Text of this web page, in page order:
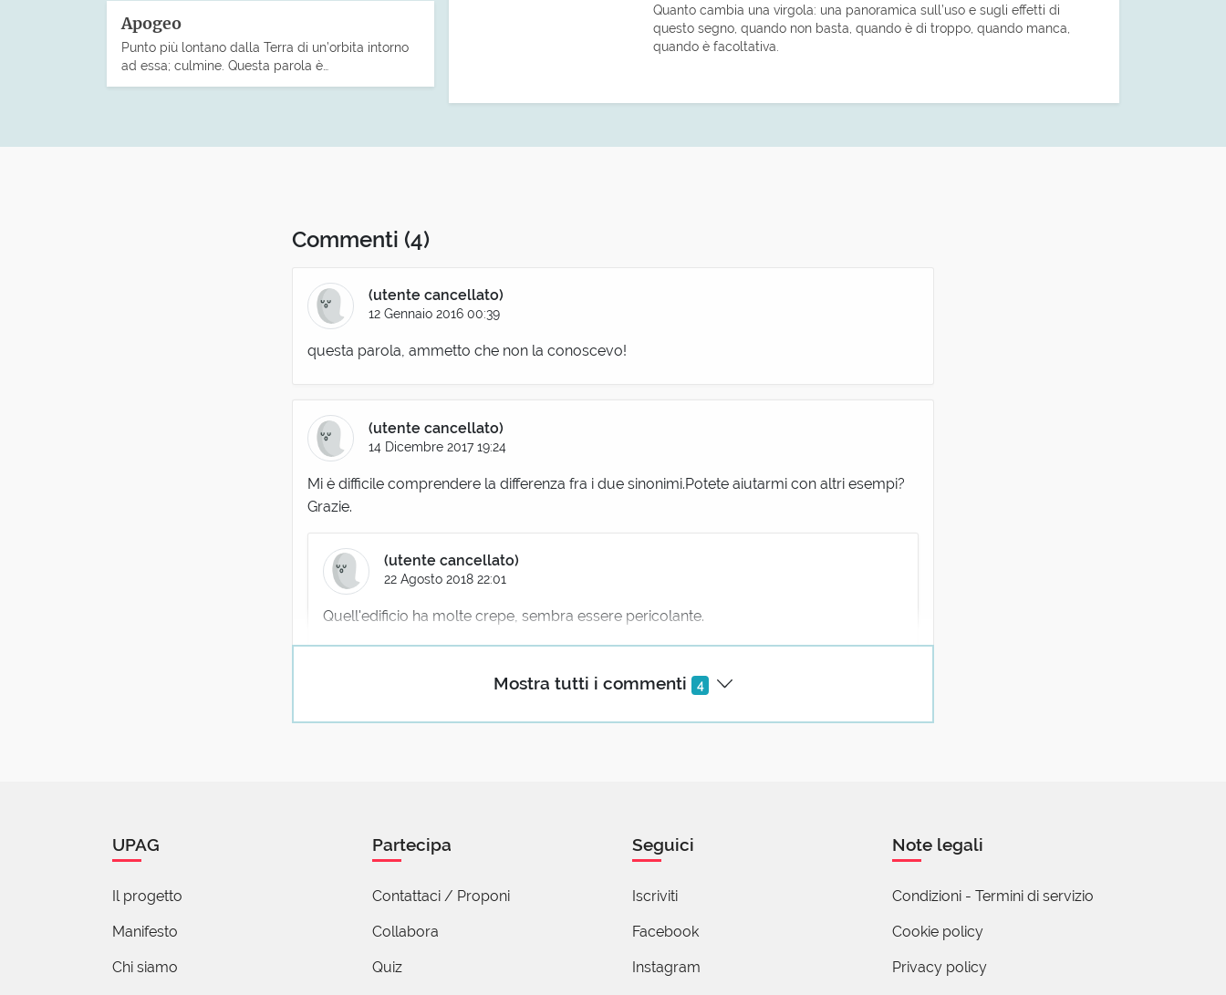
Apogeo
Punto più lontano dalla Terra di un’orbita intorno
ad essa; culmine. Questa parola è…
Quanto cambia una virgola: una panoramica sull’uso e sugli effetti di
questo segno, quando non basta, quando è di troppo, quando manca,
quando è facoltativa.
Commenti (4)
Mostra tutti i commenti 4
(utente cancellato)
12 Gennaio 2016 00:39
questa parola, ammetto che non la conoscevo!
(utente cancellato)
14 Dicembre 2017 19:24
Mi è difficile comprendere la differenza fra i due sinonimi.Potete aiutarmi con altri esempi?
Grazie.
(utente cancellato)
22 Agosto 2018 22:01
Quell'edificio ha molte crepe, sembra essere pericolante.
19 Settembre 2019 15:53
UPAG
Il progetto
Manifesto
Chi siamo
Partecipa
Contattaci / Proponi
Collabora
Quiz
Seguici
Iscriviti
Facebook
Instagram
Note legali
Condizioni - Termini di servizio
Cookie policy
Privacy policy